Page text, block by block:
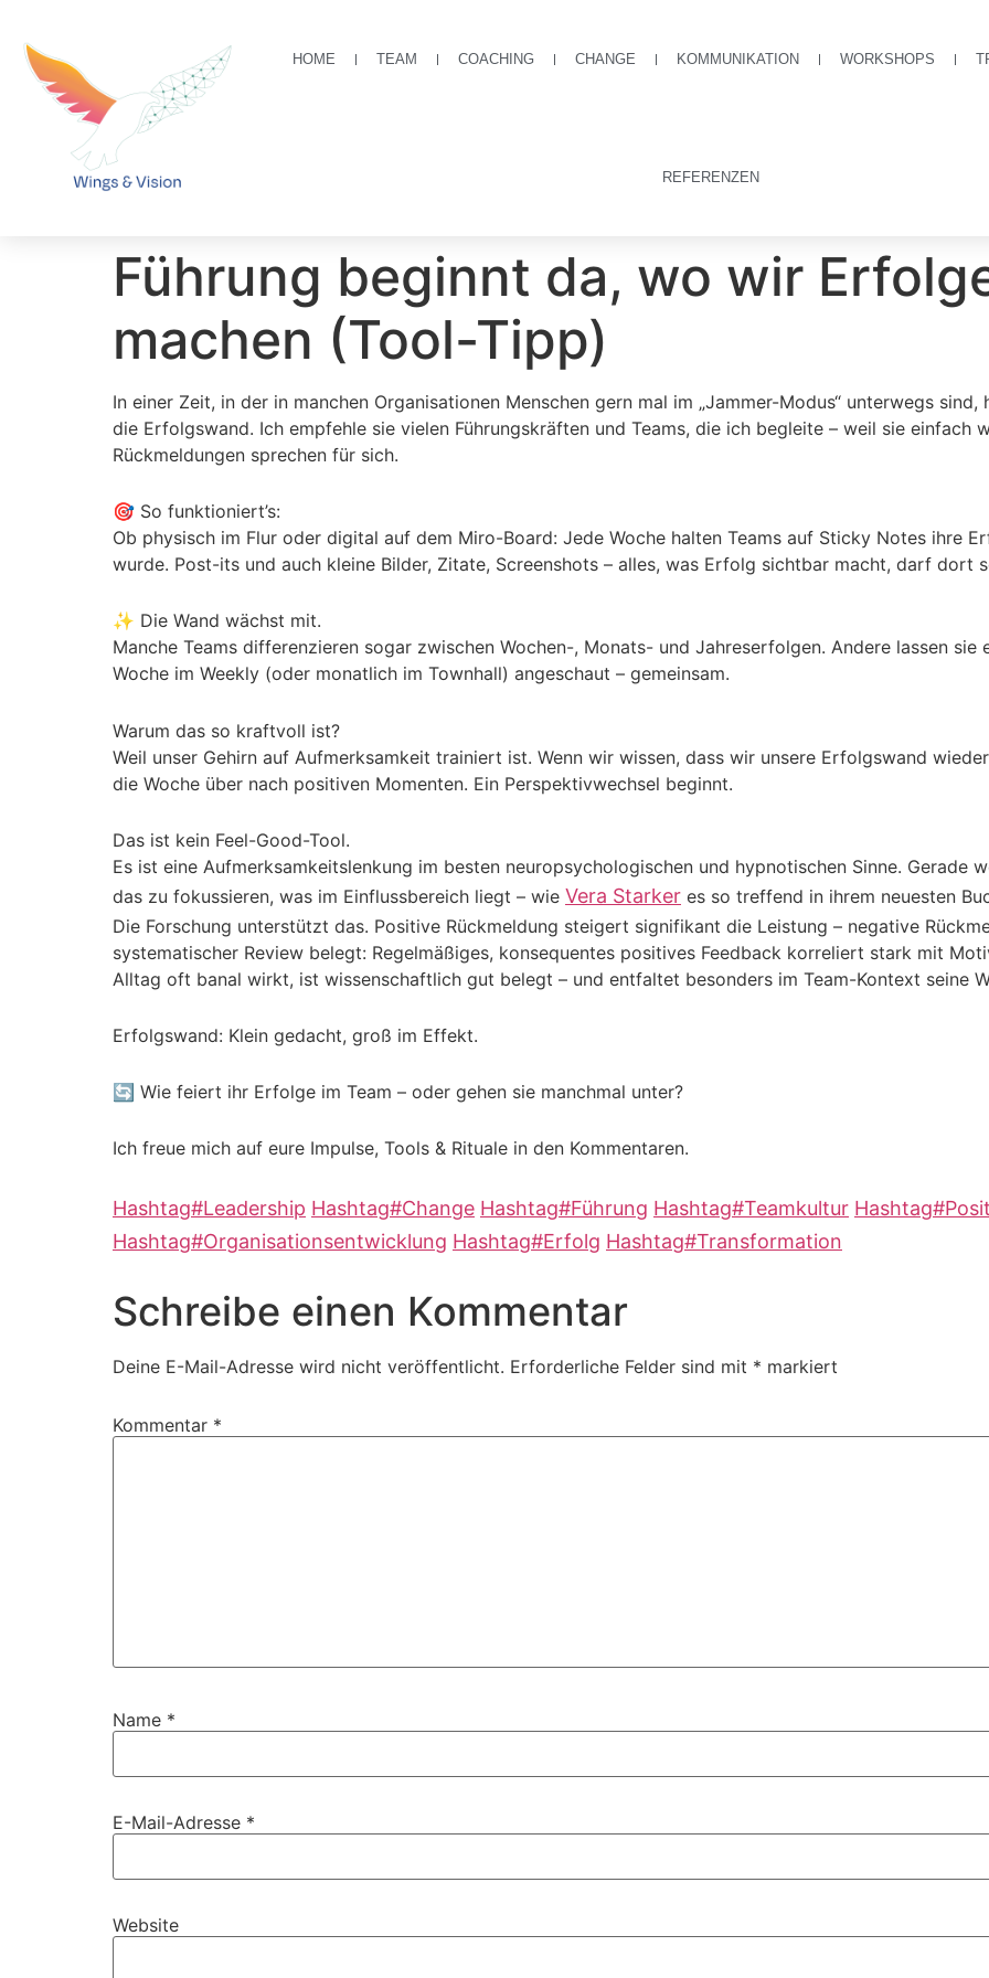
HOME TEAM COACHING CHANGE KOMMUNIKATION WORKSHOPS
REFERENZEN
Führung beginnt da, wo wir
machen (Tool-Tipp)
In einer Zeit, in der in manchen Organisationen Menschen gern mal im „Jammer-Modus“ unterwegs
die Erfolgswand. Ich empfehle sie vielen Führungskräften und Teams, die ich begleite – weil sie einfach
Rückmeldungen sprechen für sich.
🎯 So funktioniert’s:
Ob physisch im Flur oder digital auf dem Miro-Board: Jede Woche halten Teams auf Sticky Notes ihre
wurde. Post-its und auch kleine Bilder, Zitate, Screenshots – alles, was Erfolg sichtbar macht, darf dort
✨ Die Wand wächst mit.
Manche Teams differenzieren sogar zwischen Wochen-, Monats- und Jahreserfolgen. Andere lassen sie
Woche im Weekly (oder monatlich im Townhall) angeschaut – gemeinsam.
Warum das so kraftvoll ist?
Weil unser Gehirn auf Aufmerksamkeit trainiert ist. Wenn wir wissen, dass wir unsere Erfolgswand
die Woche über nach positiven Momenten. Ein Perspektivwechsel beginnt.
Das ist kein Feel-Good-Tool.
Es ist eine Aufmerksamkeitslenkung im besten neuropsychologischen und hypnotischen Sinne. Gerade
das zu fokussieren, was im Einflussbereich liegt – wie Vera Starker es so treffend in ihrem neuesten
Die Forschung unterstützt das. Positive Rückmeldung steigert signifikant die Leistung – negative
systematischer Review belegt: Regelmäßiges, konsequentes positives Feedback korreliert stark mit
Alltag oft banal wirkt, ist wissenschaftlich gut belegt – und entfaltet besonders im Team-Kontext seine
Erfolgswand: Klein gedacht, groß im Effekt.
🔄 Wie feiert ihr Erfolge im Team – oder gehen sie manchmal unter?
Ich freue mich auf eure Impulse, Tools & Rituale in den Kommentaren.
Hashtag#Leadership Hashtag#Change Hashtag#Führung Hashtag#Teamkultur Hashtag#
Hashtag#Organisationsentwicklung Hashtag#Erfolg Hashtag#Transformation
Schreibe einen Kommentar
Deine E-Mail-Adresse wird nicht veröffentlicht. Erforderliche Felder sind mit * markiert
Kommentar *
Name *
E-Mail-Adresse *
Website